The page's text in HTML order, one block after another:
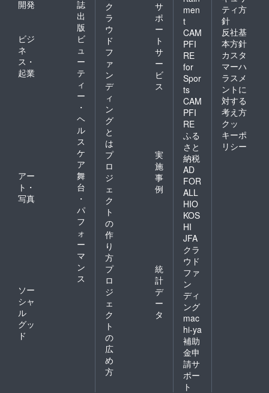
開発
誌
出
版
ビジ
ネ
ス・
起業
ビ
ュ
ー
テ
ィ
ー
・
ヘ
ル
ス
ケ
ア
アー
ト・
写真
舞
台
・
パ
フ
ォ
ー
マ
ン
ス
ソー
シャ
ル
グッ
ド
ク
ラ
ウ
ド
フ
ァ
ン
デ
ィ
ン
グ
と
は
サ
ポ
ー
ト
サ
ー
ビ
ス
プ
ロ
ジ
ェ
ク
ト
の
作
り
方
実
施
事
例
プ
ロ
ジ
ェ
ク
ト
の
広
め
方
統
計
デ
ー
タ
men
t
CAM
PFI
RE
for
Spor
ts
CAM
PFI
RE
ふる
さと
納税
AD
FOR
ALL
HIO
KOS
HI
JFA
クラ
ウド
ファ
ン
ディ
ング
mac
hi-ya
補助
金申
請サ
ポー
ト
ティ方
針
反社基
本方針
カスタ
マーハ
ラスメ
ントに
対する
考え方
クッ
キーポ
リシー